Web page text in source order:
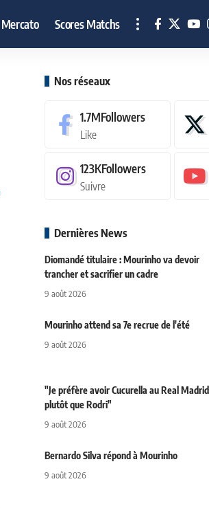
Mercato Scores Matchs
Nos réseaux
1.7MFollowers
Like
123KFollowers
Suivre
Dernières News
Diomandé titulaire : Mourinho va devoir
trancher et sacrifier un cadre
9 août 2026
Mourinho attend sa 7e recrue de l'été
9 août 2026
"Je préfère avoir Cucurella au Real Madrid
plutôt que Rodri"
9 août 2026
Bernardo Silva répond à Mourinho
9 août 2026